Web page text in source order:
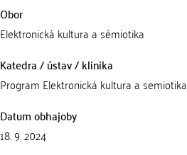
Obor
Elektronická kultura a sémiotika
Katedra / ústav / klinika
Program Elektronická kultura a semiotika
Datum obhajoby
18. 9. 2024